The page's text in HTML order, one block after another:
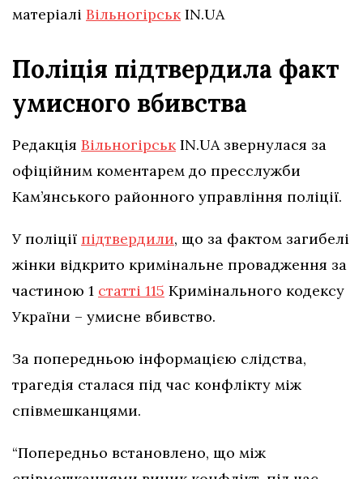
матеріалі ВільногірськIN.UA
Поліція підтвердила факт
умисного вбивства
Редакція ВільногірськIN.UA звернулася за
офіційним коментарем до пресслужби
Кам’янського районного управління поліції.
У поліції підтвердили, що за фактом загибелі
жінки відкрито кримінальне провадження за
частиною 1 статті 115 Кримінального кодексу
України – умисне вбивство.
За попередньою інформацією слідства,
трагедія сталася під час конфлікту між
співмешканцями.
“Попередньо встановлено, що між